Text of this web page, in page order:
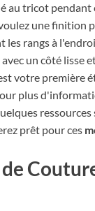
au tricot pendant
une finition
les rangs à
un côté lisse
votre première
plus
ressources
prêt pour ces